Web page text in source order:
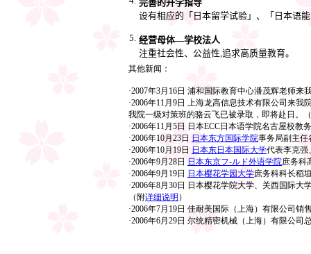
完善的升学指导
设有相应的「日本留学试验」、「日本语
5. 经营母体―学校法人
注重社会性、公益性,追求高质量教育。
其他新闻：
·2007年3月16日 浦和国际教育中心潘茂辉老师来
·2006年11月9日 上海龙高信息技术有限公司来
我院一级对策班的骆云飞已被录取，即将赴日。
·2006年11月5日 日本ECC日本语学院名古屋校
·2006年10月23日 日本东方国际学院事务局副主任
·2006年10月19日 日本东日本国际大学代表李克强
·2006年9月28日 日本东京フ‐ルド外语学院庶务科
·2006年9月19日 日本樱花学园大学庶务科科长稻
·2006年8月30日 日本樱花学院大学、关西国际
（附详细说明 ）
·2006年7月19日 佳耐美国际（上海）有限公司
·2006年6月29日 尔统精密机械（上海）有限公